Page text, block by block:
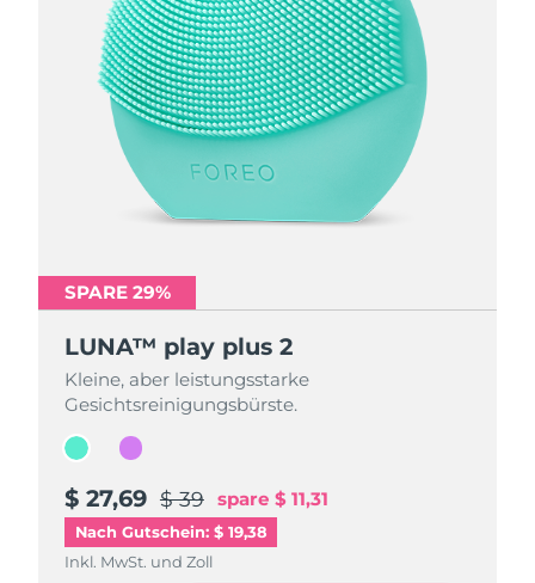
SPARE 29%
LUNA™ play plus 2
Kleine, aber leistungsstarke
Gesichtsreinigungsbürste.
$ 27,69 $ 39 spare $ 11,31
Nach Gutschein: $ 19,38
Inkl. MwSt. und Zoll
SPARE 29%
LUNA™ play plus 2
Kleine, aber leistungsstarke
Gesichtsreinigungsbürste.
$ 27,69 $ 39 spare $ 11,31
Inkl. MwSt. und Zoll